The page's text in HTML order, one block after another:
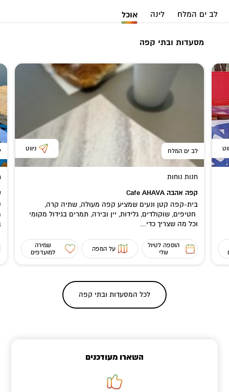
לב ים המלח לינה אוכל
מסעדות ובתי קפה
לב ים המלח ניווט
חנות נוחות
קפה אהבה Cafe AHAVA
בית-קפה קטן ונעים שמציע קפה מעולה, שתיה קרה,
חטיפים, שוקולדים, גלידות, יין ובירה, תמרים בגידול מקומי
וכל מה שצריך כדי...
הוספה לטיול
שלי
על המפה
שמירה
למועדפים
לכל המסעדות ובתי קפה
השארו מעודכנים